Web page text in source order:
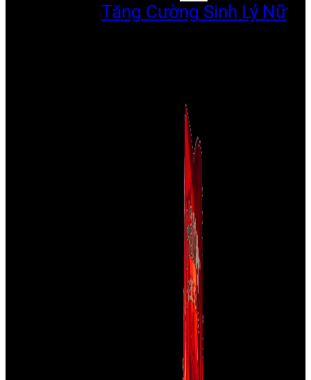
Tăng Cường Sinh Lý Nữ